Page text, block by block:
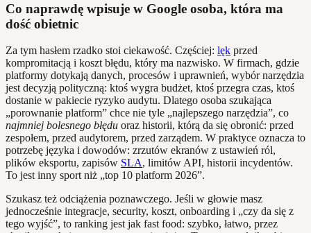
Co naprawdę wpisuje w Google osoba, która ma
dość obietnic
Za tym hasłem rzadko stoi ciekawość. Częściej: lęk przed
kompromitacją i koszt błędu, który ma nazwisko. W firmach, gdzie
platformy dotykają danych, procesów i uprawnień, wybór narzędzia
jest decyzją polityczną: ktoś wygra budżet, ktoś przegra czas, ktoś
dostanie w pakiecie ryzyko audytu. Dlatego osoba szukająca
„porownanie platform” chce nie tyle „najlepszego narzędzia”, co
najmniej bolesnego błędu oraz historii, którą da się obronić: przed
zespołem, przed audytorem, przed zarządem. W praktyce oznacza to
potrzebę języka i dowodów: zrzutów ekranów z ustawień ról,
plików eksportu, zapisów SLA, limitów API, historii incydentów.
To jest inny sport niż „top 10 platform 2026”.
Szukasz też odciążenia poznawczego. Jeśli w głowie masz
jednocześnie integracje, security, koszt, onboarding i „czy da się z
tego wyjść”, to ranking jest jak fast food: szybko, łatwo, przez